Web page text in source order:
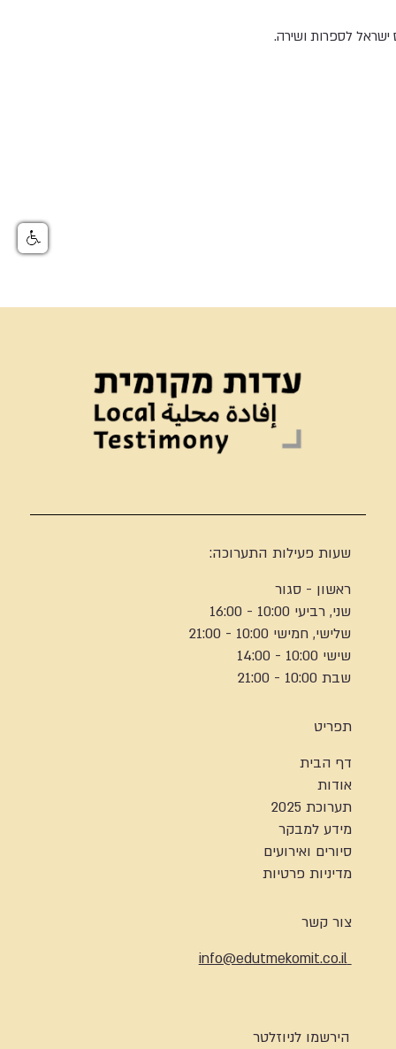
ישראל לספרות ושירה.
שעות פעילות התערוכה:
ראשון - סגור
שני, רביעי 10:00 - 16:00
שלישי, חמישי 10:00 - 21:00
שישי 10:00 - 14:00
שבת 10:00 - 21:00
תפריט
דף הבית
אודות
תערוכת 2025
מידע למבקר
סיורים ואירועים
מדיניות פרטיות
צור קשר
info@edutmekomit.co.il
הירשמו לניוזלטר